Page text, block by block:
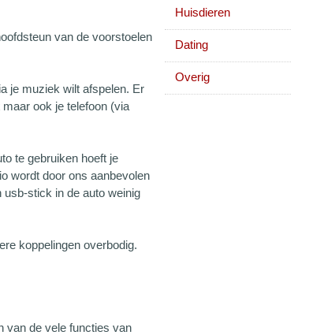
van de voorstoelen
je muziek wilt afspelen. Er
ook je telefoon (via
te gebruiken hoeft je
wordt door ons aanbevolen
stick in de auto weinig
koppelingen overbodig.
van de vele functies van
Huisdieren
Dating
Overig